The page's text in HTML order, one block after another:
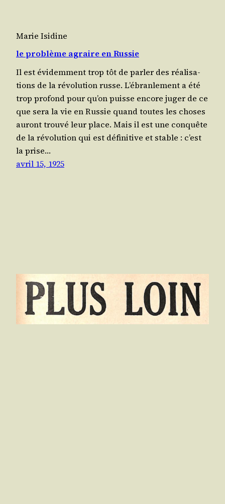
Marie Isidine
le problème agraire en Russie
Il est évi­dem­ment trop tôt de par­ler des réa­li­sa­
tions de la révo­lu­tion russe. L’é­bran­le­ment a été
trop pro­fond pour qu’on puisse encore juger de ce
que sera la vie en Rus­sie quand toutes les choses
auront trou­vé leur place. Mais il est une conquête
de la révo­lu­tion qui est défi­ni­tive et stable : c’est
la prise…
avril 15, 1925